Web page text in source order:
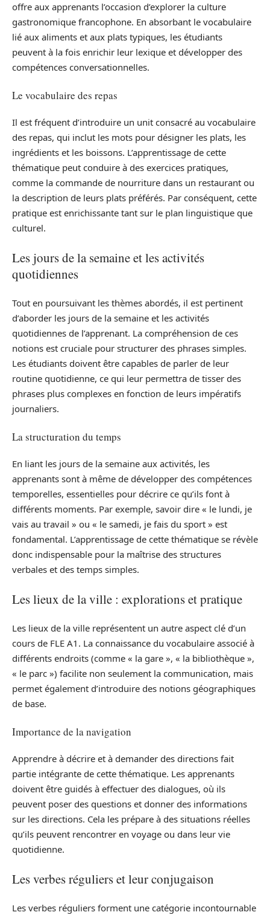
offre aux apprenants l’occasion d’explorer la culture
gastronomique francophone. En absorbant le vocabulaire
lié aux aliments et aux plats typiques, les étudiants
peuvent à la fois enrichir leur lexique et développer des
compétences conversationnelles.
Le vocabulaire des repas
Il est fréquent d’introduire un unit consacré au vocabulaire
des repas, qui inclut les mots pour désigner les plats, les
ingrédients et les boissons. L’apprentissage de cette
thématique peut conduire à des exercices pratiques,
comme la commande de nourriture dans un restaurant ou
la description de leurs plats préférés. Par conséquent, cette
pratique est enrichissante tant sur le plan linguistique que
culturel.
Les jours de la semaine et les activités
quotidiennes
Tout en poursuivant les thèmes abordés, il est pertinent
d’aborder les jours de la semaine et les activités
quotidiennes de l’apprenant. La compréhension de ces
notions est cruciale pour structurer des phrases simples.
Les étudiants doivent être capables de parler de leur
routine quotidienne, ce qui leur permettra de tisser des
phrases plus complexes en fonction de leurs impératifs
journaliers.
La structuration du temps
En liant les jours de la semaine aux activités, les
apprenants sont à même de développer des compétences
temporelles, essentielles pour décrire ce qu’ils font à
différents moments. Par exemple, savoir dire « le lundi, je
vais au travail » ou « le samedi, je fais du sport » est
fondamental. L’apprentissage de cette thématique se révèle
donc indispensable pour la maîtrise des structures
verbales et des temps simples.
Les lieux de la ville : explorations et pratique
Les lieux de la ville représentent un autre aspect clé d’un
cours de FLE A1. La connaissance du vocabulaire associé à
différents endroits (comme « la gare », « la bibliothèque »,
« le parc ») facilite non seulement la communication, mais
permet également d’introduire des notions géographiques
de base.
Importance de la navigation
Apprendre à décrire et à demander des directions fait
partie intégrante de cette thématique. Les apprenants
doivent être guidés à effectuer des dialogues, où ils
peuvent poser des questions et donner des informations
sur les directions. Cela les prépare à des situations réelles
qu’ils peuvent rencontrer en voyage ou dans leur vie
quotidienne.
Les verbes réguliers et leur conjugaison
Les verbes réguliers forment une catégorie incontournable